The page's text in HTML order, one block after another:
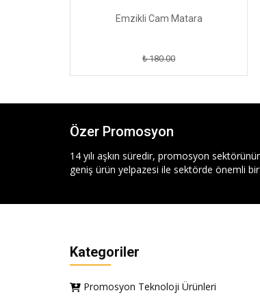
Emzikli Cam Matara
₺ 180.00
Özer Promosyon
14 yılı aşkın süredir, promosyon
geniş ürün yelpazesi ile sektörde önemli bir
Kategoriler
Promosyon Teknoloji Ürünleri